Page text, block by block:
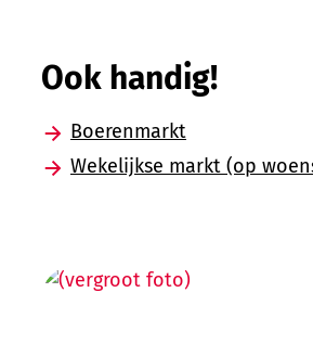
Ook handig!
Boerenmarkt
Wekelijkse markt (op